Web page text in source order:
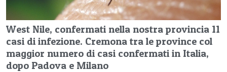
West Nile, confermati nella nostra provincia 11
casi di infezione. Cremona tra le province col
maggior numero di casi confermati in Italia,
dopo Padova e Milano